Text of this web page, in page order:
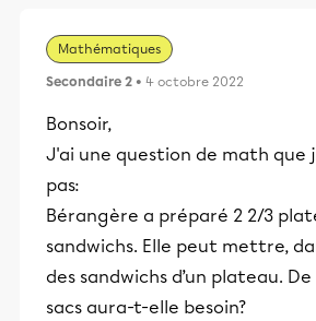
Mathématiques
Secondaire 2 • 4 octobre 2022
Bonsoir,
J'ai une question de math que
pas:
Bérangère a préparé 2 2/3
sandwichs. Elle peut mettre,
des sandwichs d’un plateau.
sacs aura-t-elle besoin?